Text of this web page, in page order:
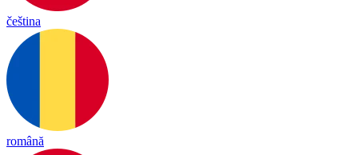
čeština
română